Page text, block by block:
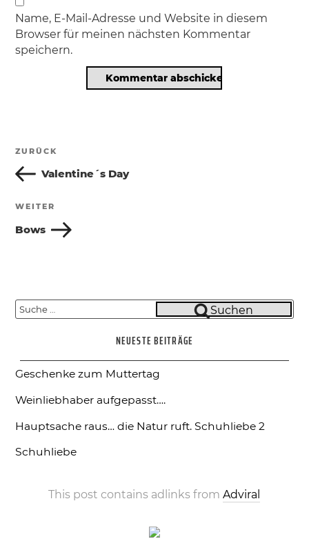
Name, E-Mail-Adresse und Website in diesem
Browser für meinen nächsten Kommentar
speichern.
Beitragsnavigation
Vorheriger
Beitrag
ZURÜCK
Valentine´s Day
Nächster
Beitrag
WEITER
Bows
Suche
Suchen
NEUESTE BEITRÄGE
Geschenke zum Muttertag
Weinliebhaber aufgepasst….
Hauptsache raus… die Natur ruft. Schuhliebe 2
Schuhliebe
This post contains adlinks fromAdviral